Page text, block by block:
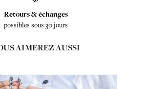
Retours & échanges
possibles sous 30 jours
AIMEREZ AUSSI